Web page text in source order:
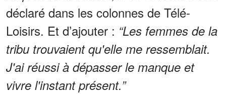
déclaré dans les colonnes de Télé-
Loisirs. Et d’ajouter : “Les femmes de la
tribu trouvaient qu'elle me ressemblait.
J'ai réussi à dépasser le manque et
vivre l'instant présent.”